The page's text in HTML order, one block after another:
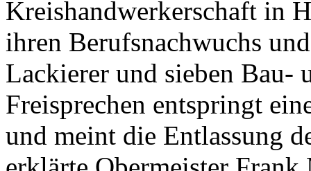
Kreishandwerkerschaft in
ihren Berufsnachwuchs
Lackierer und sieben Bau-
Freisprechen entspringt
und meint die Entlassung